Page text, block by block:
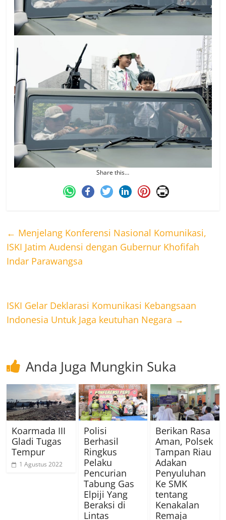
Share this…
← Menjelang Konferensi Nasional Komunikasi,
ISKI Jatim Audensi dengan Gubernur Khofifah
Indar Parawangsa
ISKI Gelar Deklarasi Komunikasi Kebangsaan
Indonesia Untuk Jaga keutuhan Negara →
Anda Juga Mungkin Suka
Koarmada III
Gladi Tugas
Tempur
1 Agustus 2022
Polisi
Berhasil
Ringkus
Pelaku
Pencurian
Tabung Gas
Elpiji Yang
Beraksi di
Lintas
Berikan Rasa
Aman, Polsek
Tampan Riau
Adakan
Penyuluhan
Ke SMK
tentang
Kenakalan
Remaja